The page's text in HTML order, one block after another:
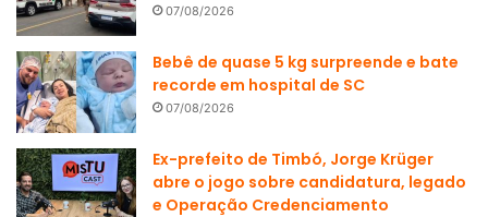
07/08/2026
Bebê de quase 5 kg surpreende e bate
recorde em hospital de SC
07/08/2026
Ex-prefeito de Timbó, Jorge Krüger
abre o jogo sobre candidatura, legado
e Operação Credenciamento